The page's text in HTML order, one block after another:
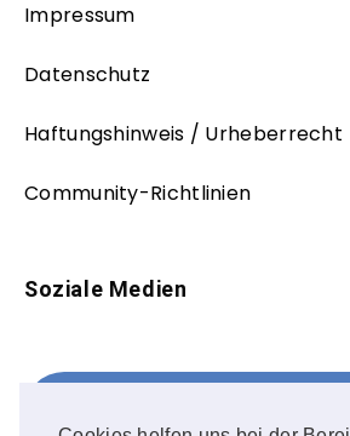
Impressum
Datenschutz
Haftungshinweis / Urheberrecht
Community-Richtlinien
Soziale Medien
FOLLOW ME!